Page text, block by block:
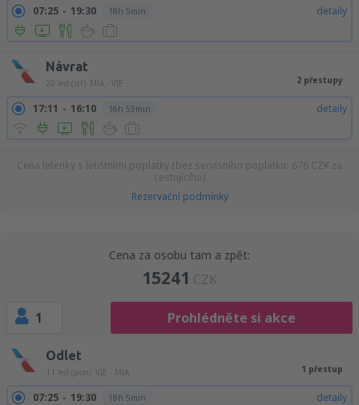
07:25 19:30 18h 5min detaily
Návrat
20 led (stř) MIA - VIE 2 přestupy
17:11 16:10 16h 59min detaily
Cena letenky s letištními poplatky (bez servisního poplatku: 676 CZK za
cestujícího)
Rezervační podmínky
Cena za osobu tam a zpět:
15241 CZK
1 Prohlédněte si akce
Odlet
11 led (pon) VIE - MIA 1 přestup
07:25 19:30 18h 5min detaily